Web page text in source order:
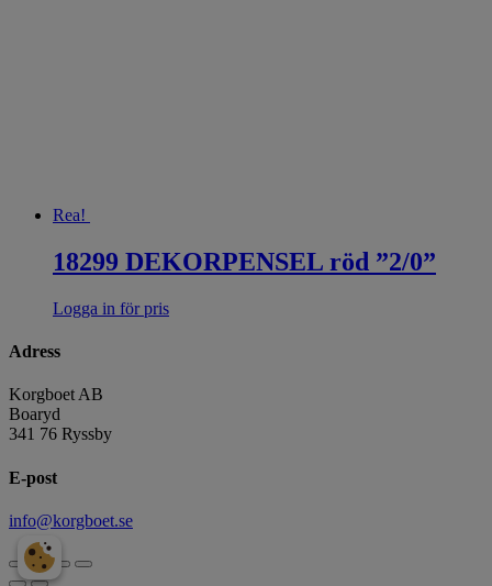
Rea!
18299 DEKORPENSEL röd ”2/0”
Logga in för pris
Adress
Korgboet AB
Boaryd
341 76 Ryssby
E-post
info@korgboet.se